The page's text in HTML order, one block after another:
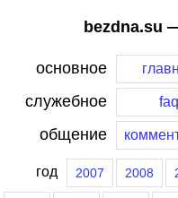
bezdna.su
основное
служебное faq
общение
год 2007 2008